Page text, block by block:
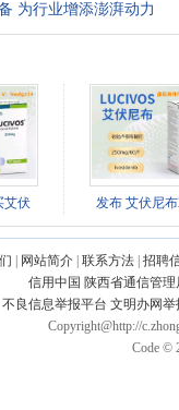
为行业增添澎湃动力
艾伏 发布 艾伏尼
网站简介 联系方法 招聘
信用中国 陕西省通信管理
不良信息举报平台 文明办网
Copyright@http://
Code ©